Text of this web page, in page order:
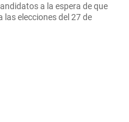
a la espera de que
elecciones del 27 de